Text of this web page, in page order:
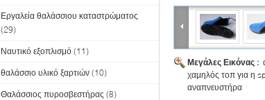
Εργαλεία θαλάσσιου καταστρώματος
(29)
Ναυτικό εξοπλισμό (11)
θαλάσσιο υλικό ξαρτιών (10)
Θαλάσσιος πυροσβεστήρας (8)
Μεγάλες Εικόνας :
χαμηλός τοπ για η
αναπνευστήρα